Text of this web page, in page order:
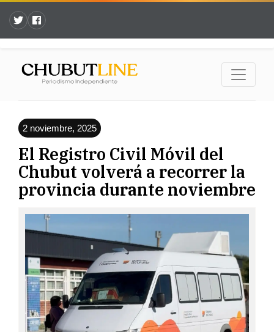
2 noviembre, 2025
El Registro Civil Móvil del
Chubut volverá a recorrer la
provincia durante noviembre